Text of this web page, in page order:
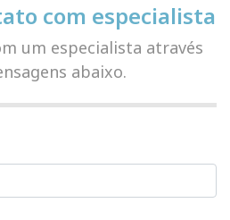
com especialista
um especialista através
abaixo.